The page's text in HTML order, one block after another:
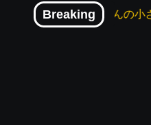
Breaking
おじさんの小さな発見